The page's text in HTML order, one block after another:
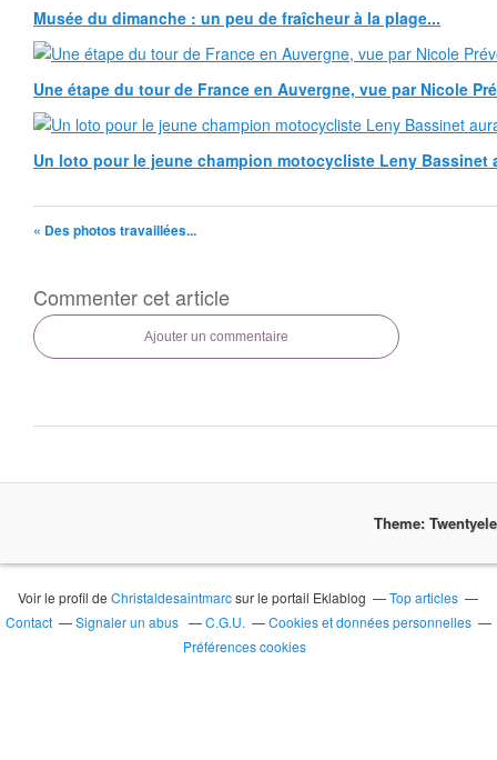
Musée du dimanche : un peu de fraîcheur à la plage...
Une étape du tour de France en Auvergne, vue par Nicole
Un loto pour le jeune champion motocycliste Leny Bassinet
« Des photos travaillées...
Commenter cet article
Ajouter un commentaire
Theme:
Voir le profil deChristaldesaintmarcsur le portail Eklablog
Top articles
Contact
Signaler un abus C.G.U.
Cookies et données personnelles
Préférences cookies